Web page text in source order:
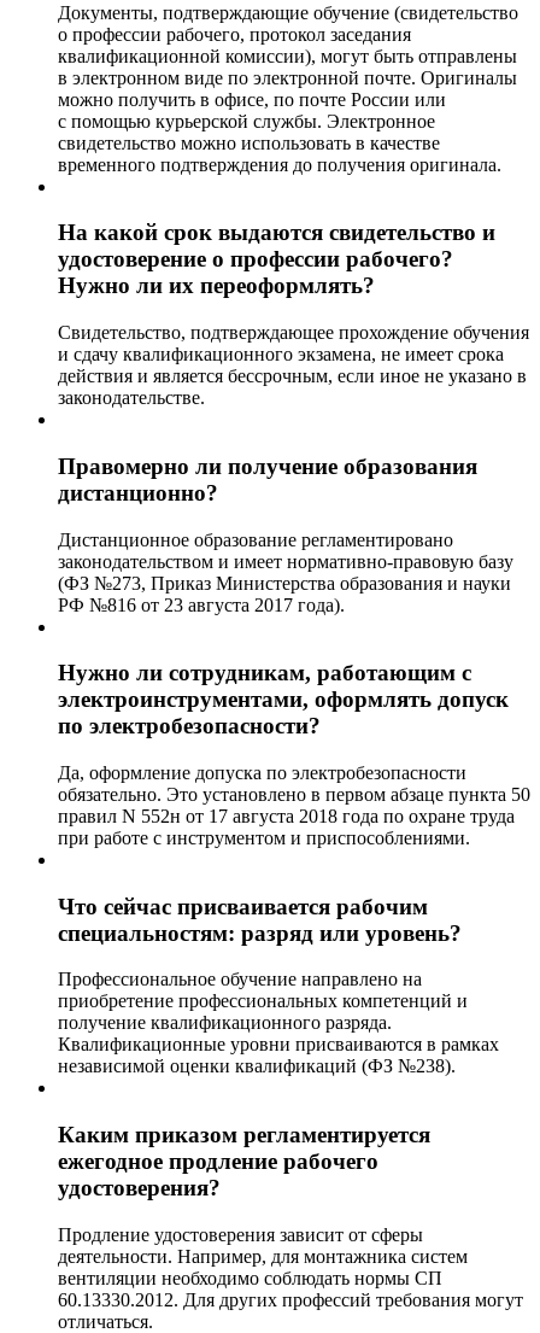
Документы, подтверждающие обучение (свидетельство
о профессии рабочего, протокол заседания
квалификационной комиссии), могут быть отправлены
в электронном виде по электронной почте. Оригиналы
можно получить в офисе, по почте России или
с помощью курьерской службы. Электронное
свидетельство можно использовать в качестве
временного подтверждения до получения оригинала.
На какой срок выдаются свидетельство и
удостоверение о профессии рабочего?
Нужно ли их переоформлять?
Свидетельство, подтверждающее прохождение обучения
и сдачу квалификационного экзамена, не имеет срока
действия и является бессрочным, если иное не указано в
законодательстве.
Правомерно ли получение образования
дистанционно?
Дистанционное образование регламентировано
законодательством и имеет нормативно-правовую базу
(ФЗ №273, Приказ Министерства образования и науки
РФ №816 от 23 августа 2017 года).
Нужно ли сотрудникам, работающим с
электроинструментами, оформлять допуск
по электробезопасности?
Да, оформление допуска по электробезопасности
обязательно. Это установлено в первом абзаце пункта 50
правил N 552н от 17 августа 2018 года по охране труда
при работе с инструментом и приспособлениями.
Что сейчас присваивается рабочим
специальностям: разряд или уровень?
Профессиональное обучение направлено на
приобретение профессиональных компетенций и
получение квалификационного разряда.
Квалификационные уровни присваиваются в рамках
независимой оценки квалификаций (ФЗ №238).
Каким приказом регламентируется
ежегодное продление рабочего
удостоверения?
Продление удостоверения зависит от сферы
деятельности. Например, для монтажника систем
вентиляции необходимо соблюдать нормы СП
60.13330.2012. Для других профессий требования могут
отличаться.